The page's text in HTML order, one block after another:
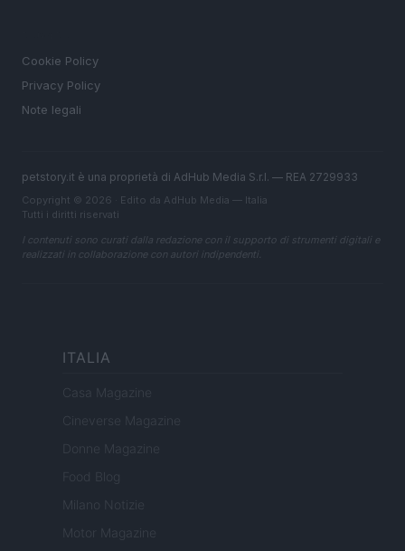
Cookie Policy
Privacy Policy
Note legali
petstory.it è una proprietà di AdHub Media S.r.l. — REA 2729933
Copyright © 2026 · Edito da AdHub Media — Italia
Tutti i diritti riservati
I contenuti sono curati dalla redazione con il supporto di strumenti digitali e
realizzati in collaborazione con autori indipendenti.
ITALIA
Casa Magazine
Cineverse Magazine
Donne Magazine
Food Blog
Milano Notizie
Motor Magazine